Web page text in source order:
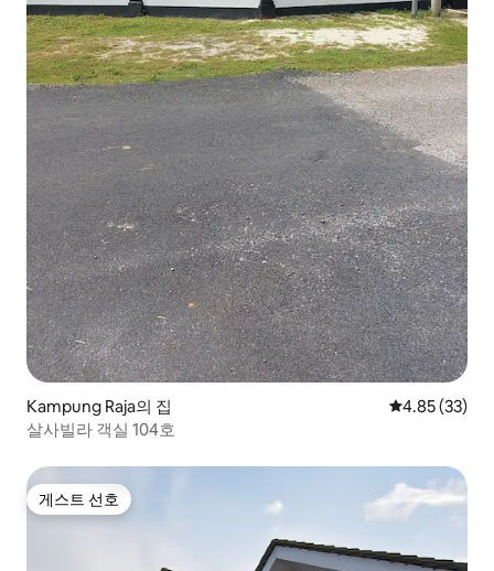
Kampung Raja의 집 평점 4.85점(5
4.85 (33)
살사빌라 객실 104호
게스트 선호
게스트 선호